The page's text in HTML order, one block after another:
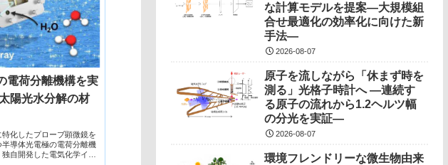
電荷分離機構を実
陽光水分解の材
化したプローブ顕微鏡を
導体光電極の電荷分離機
自開発した電気化学イメ
な計算モデルを提案―大規模組
合せ最適化の効率化に向けた新
手法―
2026-08-07
原子を流しながら「休まず時を
測る」光格子時計へ ―連続す
る原子の流れから1.2ヘルツ幅
の分光を実証―
2026-08-07
環境フレンドリーな微生物由来